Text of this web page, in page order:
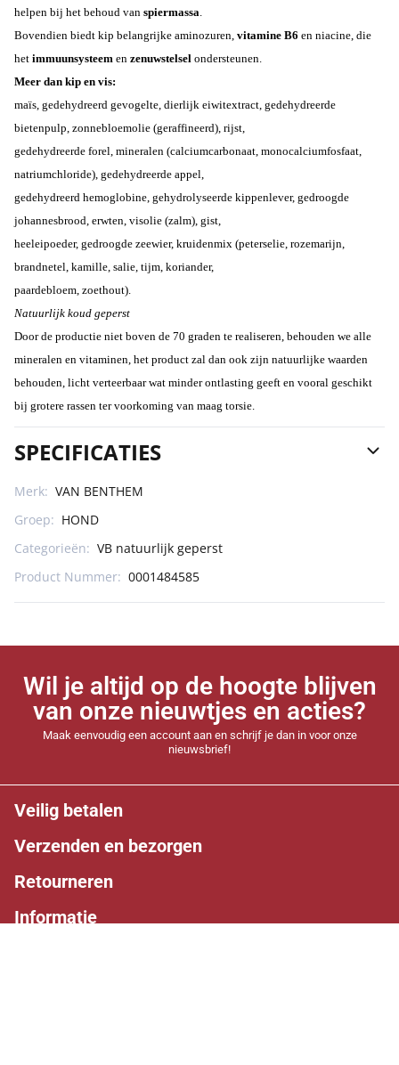
helpen bij het behoud van spiermassa
Bovendien biedt kip belangrijke aminozuren, vitamine B6 en niacine, die
het immuunsysteem en zenuwstelsel ondersteunen.
Meer dan kip en vis:
maïs, gedehydreerd gevogelte, dierlijk eiwitextract, gedehydreerde
bietenpulp, zonnebloemolie (geraffineerd), rijst,
gedehydreerde forel, mineralen (calciumcarbonaat, monocalciumfosfaat,
natriumchloride), gedehydreerde appel,
gedehydreerd hemoglobine, gehydrolyseerde kippenlever, gedroogde
johannesbrood, erwten, visolie (zalm), gist,
heeleipoeder, gedroogde zeewier, kruidenmix (peterselie, rozemarijn,
brandnetel, kamille, salie, tijm, koriander,
paardebloem, zoethout).
Natuurlijk koud geperst
Door de productie niet boven de 70 graden te realiseren, behouden we alle
mineralen en vitaminen, het product zal dan ook zijn natuurlijke waarden
behouden, licht verteerbaar wat minder ontlasting geeft en vooral geschikt
bij grotere rassen ter voorkoming van maag torsie.
SPECIFICATIES
Merk: VAN BENTHEM
Groep: HOND
Categorieën: VB natuurlijk geperst
Product Nummer: 0001484585
Wil je altijd op de hoogte blijven
van onze nieuwtjes en acties?
Maak eenvoudig een account aan en schrijf je dan in voor onze
nieuwsbrief!
Veilig betalen
Verzenden en bezorgen
Retourneren
Informatie